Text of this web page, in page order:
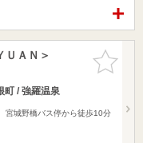
お気に入
りに追加
ＡＮ＞
町 / 強羅温泉
城野橋バス停から徒歩10分